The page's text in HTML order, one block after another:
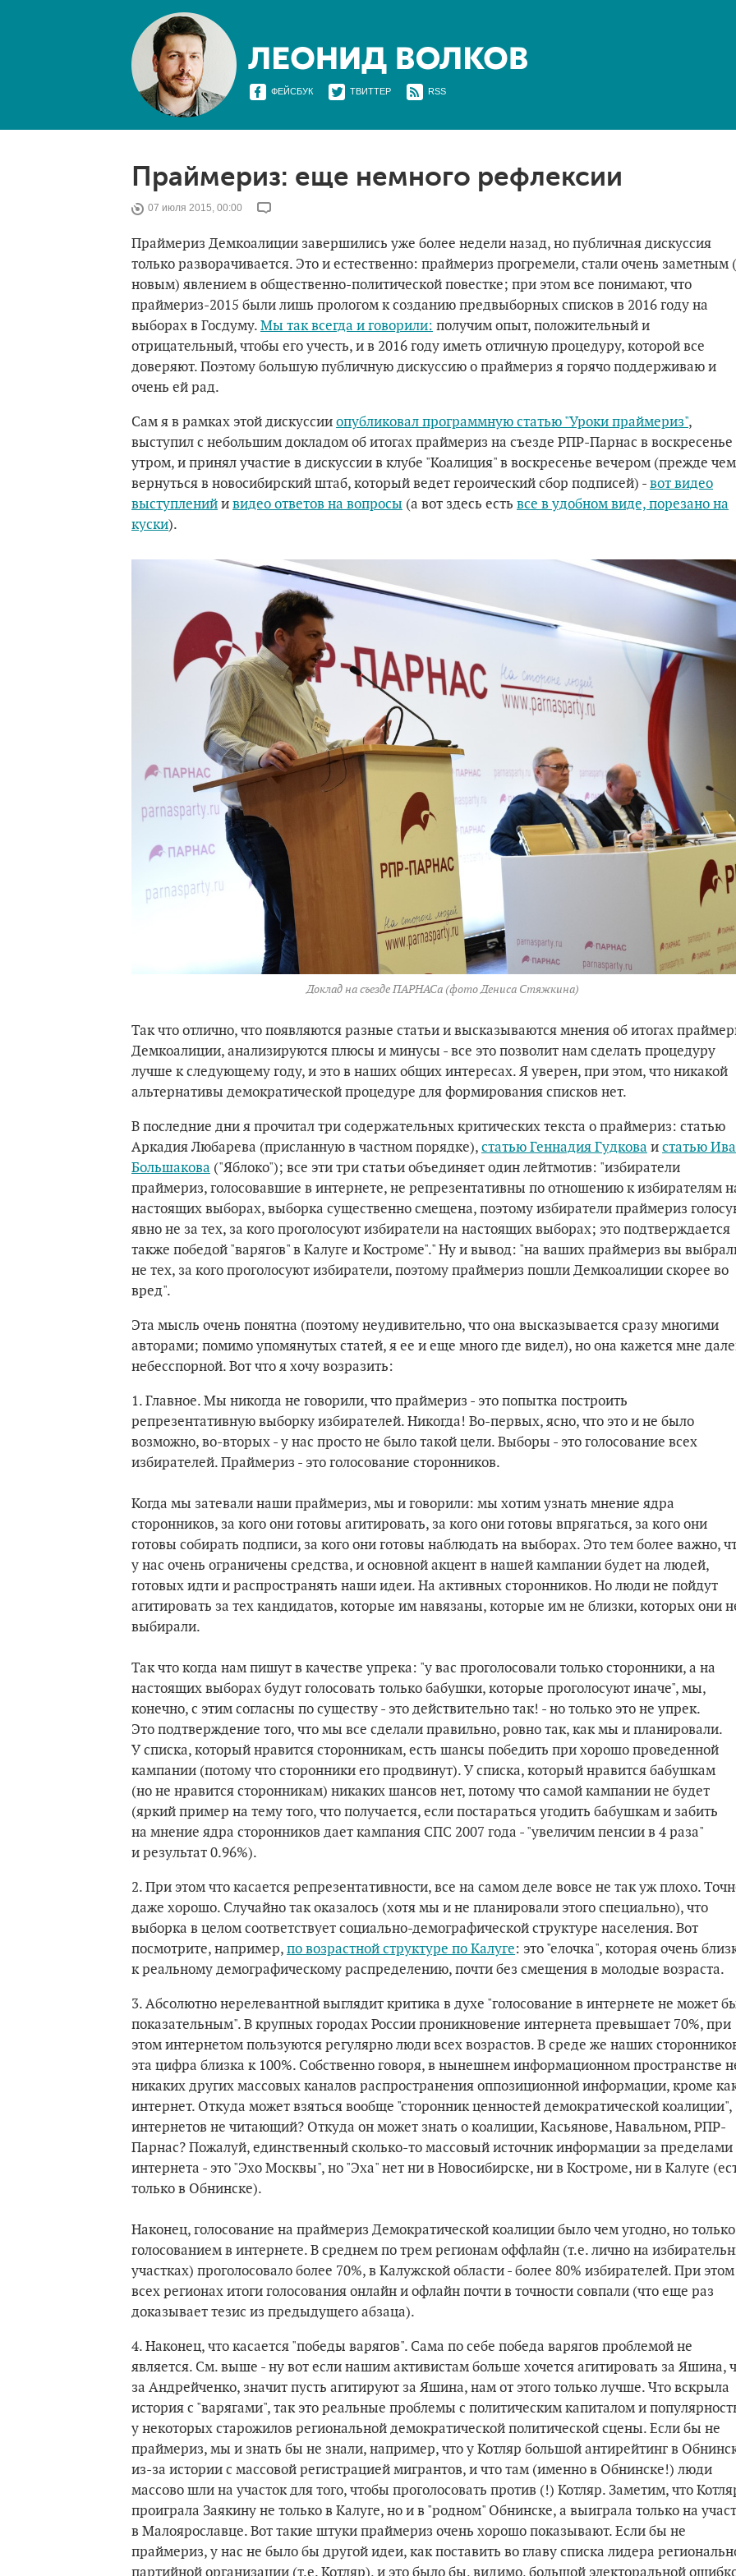
ФЕЙСБУК ТВИТТЕР RSS
Праймериз: еще немного рефлексии
07 июля 2015, 00:00
Праймериз Демкоалиции завершились уже более недели назад, но публичная дискуссия
только разворачивается. Это и естественно: праймериз прогремели, стали очень заметным
новым) явлением в общественно-политической повестке; при этом все понимают, что
праймериз-2015 были лишь прологом к созданию предвыборных списков в 2016 году на
выборах в Госдуму. Мы так всегда и говорили: получим опыт, положительный и
отрицательный, чтобы его учесть, и в 2016 году иметь отличную процедуру, которой все
доверяют. Поэтому большую публичную дискуссию о праймериз я горячо поддерживаю и
очень ей рад.
Сам я в рамках этой дискуссии опубликовал программную статью "Уроки праймериз",
выступил с небольшим докладом об итогах праймериз на съезде РПР-Парнас в воскресенье
утром, и принял участие в дискуссии в клубе "Коалиция" в воскресенье вечером (прежде чем
вернуться в новосибирский штаб, который ведет героический сбор подписей) - вот видео
выступлений и видео ответов на вопросы (а вот здесь есть все в удобном виде, порезано на
куски).
Доклад на съезде ПАРНАСа (фото Дениса Стяжкина)
Так что отлично, что появляются разные статьи и высказываются мнения об итогах
Демкоалиции, анализируются плюсы и минусы - все это позволит нам сделать процедуру
лучше к следующему году, и это в наших общих интересах. Я уверен, при этом, что никакой
альтернативы демократической процедуре для формирования списков нет.
В последние дни я прочитал три содержательных критических текста о праймериз: статью
Аркадия Любарева (присланную в частном порядке), статью Геннадия Гудкова и статью
Большакова ("Яблоко"); все эти три статьи объединяет один лейтмотив: "избиратели
праймериз, голосовавшие в интернете, не репрезентативны по отношению к избирателям
настоящих выборах, выборка существенно смещена, поэтому избиратели праймериз
явно не за тех, за кого проголосуют избиратели на настоящих выборах; это подтверждается
также победой "варягов" в Калуге и Костроме"." Ну и вывод: "на ваших праймериз вы
не тех, за кого проголосуют избиратели, поэтому праймериз пошли Демкоалиции скорее во
вред".
Эта мысль очень понятна (поэтому неудивительно, что она высказывается сразу многими
авторами; помимо упомянутых статей, я ее и еще много где видел), но она кажется мне
небесспорной. Вот что я хочу возразить:
1. Главное. Мы никогда не говорили, что праймериз - это попытка построить
репрезентативную выборку избирателей. Никогда! Во-первых, ясно, что это и не было
возможно, во-вторых - у нас просто не было такой цели. Выборы - это голосование всех
избирателей. Праймериз - это голосование сторонников.
Когда мы затевали наши праймериз, мы и говорили: мы хотим узнать мнение ядра
сторонников, за кого они готовы агитировать, за кого они готовы впрягаться, за кого они
готовы собирать подписи, за кого они готовы наблюдать на выборах. Это тем более важно,
у нас очень ограничены средства, и основной акцент в нашей кампании будет на людей,
готовых идти и распространять наши идеи. На активных сторонников. Но люди не пойдут
агитировать за тех кандидатов, которые им навязаны, которые им не близки, которых они
выбирали.
Так что когда нам пишут в качестве упрека: "у вас проголосовали только сторонники, а на
настоящих выборах будут голосовать только бабушки, которые проголосуют иначе", мы,
конечно, с этим согласны по существу - это действительно так! - но только это не упрек.
Это подтверждение того, что мы все сделали правильно, ровно так, как мы и планировали.
У списка, который нравится сторонникам, есть шансы победить при хорошо проведенной
кампании (потому что сторонники его продвинут). У списка, который нравится бабушкам
(но не нравится сторонникам) никаких шансов нет, потому что самой кампании не будет
(яркий пример на тему того, что получается, если постараться угодить бабушкам и забить
на мнение ядра сторонников дает кампания СПС 2007 года - "увеличим пенсии в 4 раза"
и результат 0.96%).
2. При этом что касается репрезентативности, все на самом деле вовсе не так уж плохо.
даже хорошо. Случайно так оказалось (хотя мы и не планировали этого специально), что
выборка в целом соответствует социально-демографической структуре населения. Вот
посмотрите, например, по возрастной структуре по Калуге: это "елочка", которая очень
к реальному демографическому распределению, почти без смещения в молодые возраста.
3. Абсолютно нерелевантной выглядит критика в духе "голосование в интернете не может
показательным". В крупных городах России проникновение интернета превышает 70%, при
этом интернетом пользуются регулярно люди всех возрастов. В среде же наших
эта цифра близка к 100%. Собственно говоря, в нынешнем информационном пространстве
никаких других массовых каналов распространения оппозиционной информации, кроме
интернет. Откуда может взяться вообще "сторонник ценностей демократической коалиции",
интернетов не читающий? Откуда он может знать о коалиции, Касьянове, Навальном, РПР-
Парнас? Пожалуй, единственный сколько-то массовый источник информации за пределами
интернета - это "Эхо Москвы", но "Эха" нет ни в Новосибирске, ни в Костроме, ни в Калуге
только в Обнинске).
Наконец, голосование на праймериз Демократической коалиции было чем угодно, но
голосованием в интернете. В среднем по трем регионам оффлайн (т.е. лично на
участках) проголосовало более 70%, в Калужской области - более 80% избирателей. При
всех регионах итоги голосования онлайн и офлайн почти в точности совпали (что еще раз
доказывает тезис из предыдущего абзаца).
4. Наконец, что касается "победы варягов". Сама по себе победа варягов проблемой не
является. См. выше - ну вот если нашим активистам больше хочется агитировать за Яшина,
за Андрейченко, значит пусть агитируют за Яшина, нам от этого только лучше. Что вскрыла
история с "варягами", так это реальные проблемы с политическим капиталом и
у некоторых старожилов региональной демократической политической сцены. Если бы не
праймериз, мы и знать бы не знали, например, что у Котляр большой антирейтинг в
из-за истории с массовой регистрацией мигрантов, и что там (именно в Обнинске!) люди
массово шли на участок для того, чтобы проголосовать против (!) Котляр. Заметим, что
проиграла Заякину не только в Калуге, но и в "родном" Обнинске, а выиграла только на
в Малоярославце. Вот такие штуки праймериз очень хорошо показывают. Если бы не
праймериз, у нас не было бы другой идеи, как поставить во главу списка лидера